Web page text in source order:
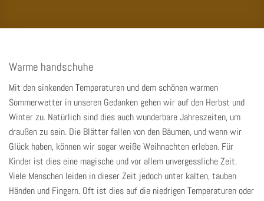
Warme handschuhe
Mit den sinkenden Temperaturen und dem schönen warmen
Sommerwetter in unseren Gedanken gehen wir auf den Herbst und
Winter zu. Natürlich sind dies auch wunderbare Jahreszeiten, um
draußen zu sein. Die Blätter fallen von den Bäumen, und wenn wir
Glück haben, können wir sogar weiße Weihnachten erleben. Für
Kinder ist dies eine magische und vor allem unvergessliche Zeit.
Viele Menschen leiden in dieser Zeit jedoch unter kalten, tauben
Händen und Fingern. Oft ist dies auf die niedrigen Temperaturen oder